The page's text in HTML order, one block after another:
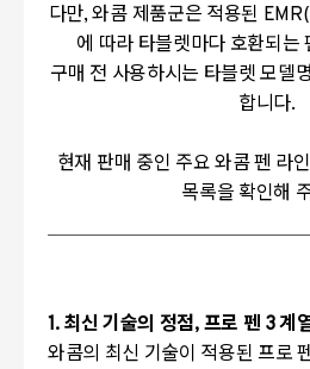
다만, 와콤 제품군은 적용된
에 따라 타블렛마다 호환되는
구매 전 사용하시는 타블렛 모델
합니다.
현재 판매 중인 주요 와콤 펜 라
목록을 확인해
1. 최신 기술의 정점, 프로 펜 3 계
와콤의 최신 기술이 적용된 프로